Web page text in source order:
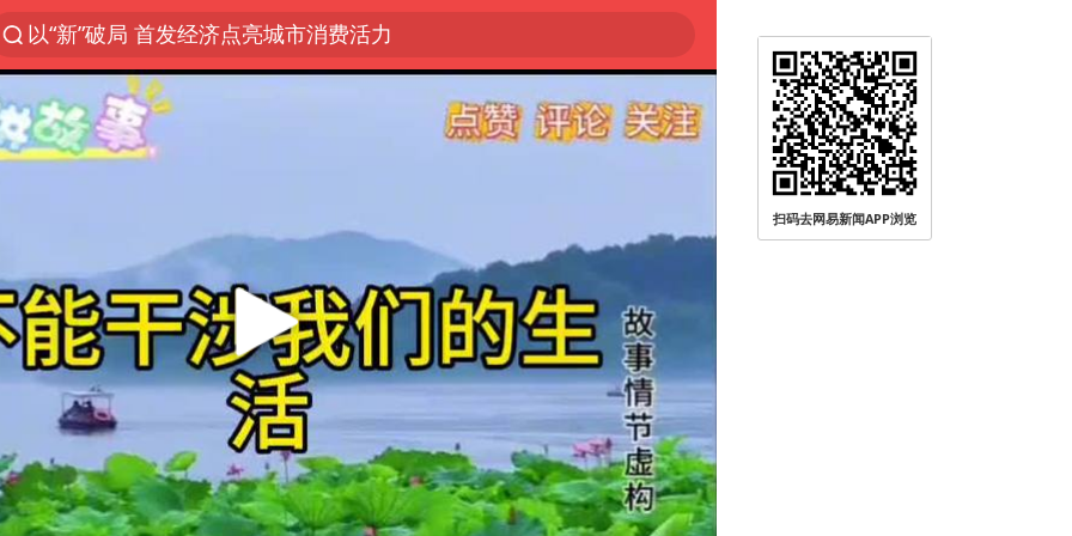
以“新”破局 首发经济点亮城市消费活力
Meta被判支付5.67亿美元
U17国足三战全胜
47岁妈妈突然产女 26岁女儿：很震惊
阿根廷足协发文力挺因凡蒂诺
21楼高空抛物嫌疑人被拘留
A股开盘：民爆、CPO等概念走强
日本广岛民众举行游行反对政府行径
日韩股市高开跳水 SK海力士下挫转跌
台风白海豚最新路径研判来了
扫码去网易新闻APP浏览